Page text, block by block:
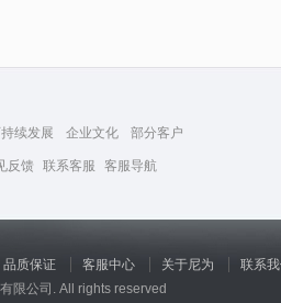
续发展 企业文化 部分客户
反馈 联系客服 客服导航
品质保证 客服中心 关于尼为
联系
限公司. All rights reserved